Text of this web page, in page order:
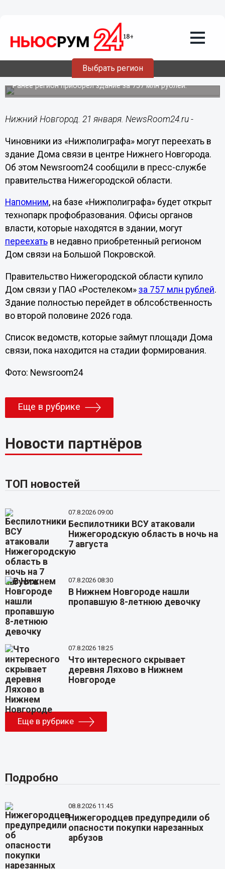
Выбрать регион
21.01.202513:01
Дом связи рассматривается для
переезда властей из «Нижполиграфа»
Ранее регион приобрел здание за 757 млн рублей.
Нижний Новгород. 21 января. NewsRoom24.ru -
Чиновники из «Нижполиграфа» могут переехать в
здание Дома связи в центре Нижнего Новгорода.
Об этом Newsroom24 сообщили в пресс-службе
правительства Нижегородской области.
Напомним, на базе «Нижполиграфа» будет открыт
технопарк профобразования. Офисы органов
власти, которые находятся в здании, могут
переехатьв недавно приобретенный регионом
Дом связи на Большой Покровской.
Правительство Нижегородской области купило
Дом связи у ПАО «Ростелеком» за 757 млн рублей.
Здание полностью перейдет в облсобственность
во второй половине 2026 года.
Список ведомств, которые займут площади Дома
связи, пока находится на стадии формирования.
Фото: Newsroom24
Еще в рубрике
Новости партнёров
ТОП новостей
07.8.2026 09:00
Беспилотники ВСУ атаковали
Нижегородскую область в ночь на
7 августа
07.8.2026 08:30
В Нижнем Новгороде нашли
пропавшую 8-летнюю девочку
07.8.2026 18:25
Что интересного скрывает
деревня Ляхово в Нижнем
Новгороде
Еще в рубрике
Подробно
08.8.2026 11:45
Нижегородцев предупредили об
опасности покупки нарезанных
арбузов